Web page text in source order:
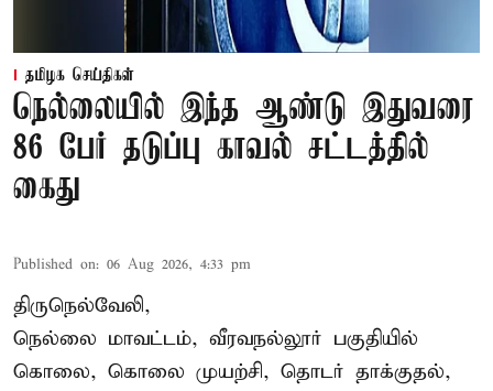
தமிழக செய்திகள்
நெல்லையில் இந்த ஆண்டு இதுவரை
86 பேர் தடுப்பு காவல் சட்டத்தில்
கைது
Published on: 06 Aug 2026, 4:33 pm
திருநெல்வேலி,
நெல்லை மாவட்டம், வீரவநல்லூர் பகுதியில்
கொலை, கொலை முயற்சி, தொடர் தாக்குதல்,